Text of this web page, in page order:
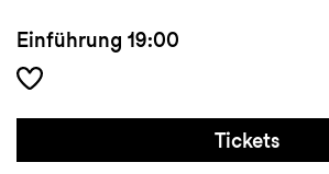
Einführung 19:00
Tickets